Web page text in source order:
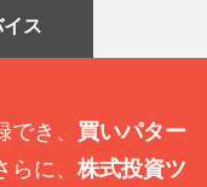
ス
き、 買いパター
に、 株式投資ツ